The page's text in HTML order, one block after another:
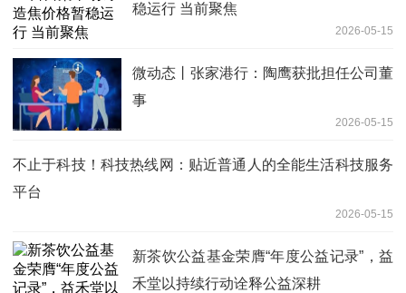
稳运行 当前聚焦
2026-05-15
微动态丨张家港行：陶鹰获批担任公司董
事
2026-05-15
不止于科技！科技热线网：贴近普通人的全能生活科技服务
平台
2026-05-15
新茶饮公益基金荣膺“年度公益记录”，益
禾堂以持续行动诠释公益深耕